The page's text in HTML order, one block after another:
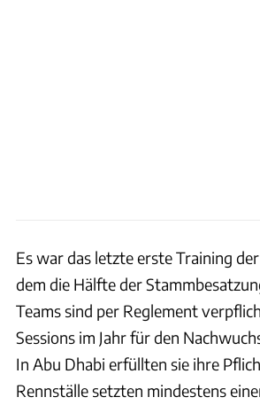
Es war das letzte erste Training
dem die Hälfte der
Teams sind per Reglement
Sessions im Jahr für den
In Abu Dhabi erfüllten sie ihre
Rennställe setzten mindestens